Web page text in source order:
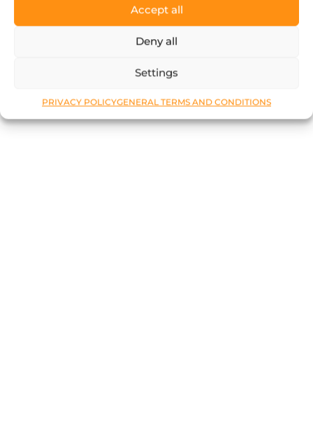
Accept all
Deny all
Settings
PRIVACY POLICYGENERAL TERMS AND CONDITIONS